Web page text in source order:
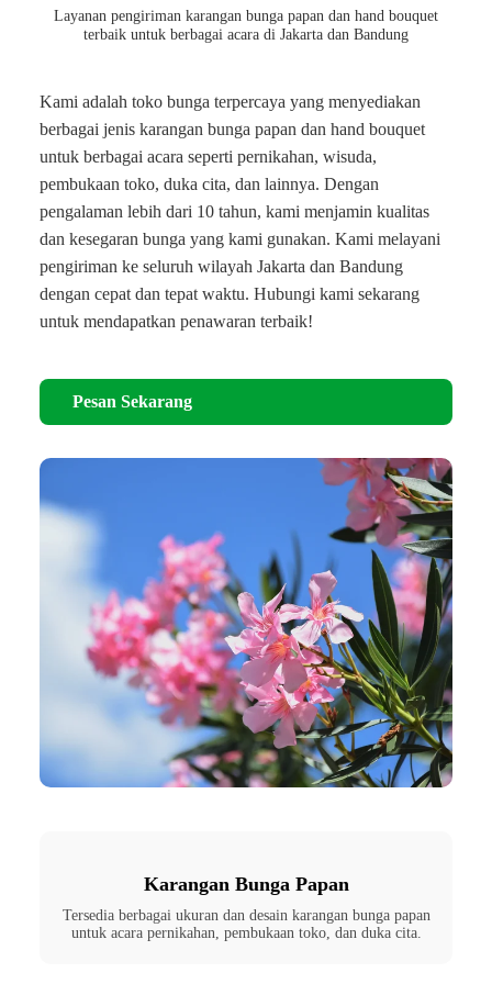
Layanan pengiriman karangan bunga papan dan hand bouquet
terbaik untuk berbagai acara di Jakarta dan Bandung
Kami adalah toko bunga terpercaya yang menyediakan
berbagai jenis karangan bunga papan dan hand bouquet
untuk berbagai acara seperti pernikahan, wisuda,
pembukaan toko, duka cita, dan lainnya. Dengan
pengalaman lebih dari 10 tahun, kami menjamin kualitas
dan kesegaran bunga yang kami gunakan. Kami melayani
pengiriman ke seluruh wilayah Jakarta dan Bandung
dengan cepat dan tepat waktu. Hubungi kami sekarang
untuk mendapatkan penawaran terbaik!
Pesan Sekarang
Karangan Bunga Papan
Tersedia berbagai ukuran dan desain karangan bunga papan
untuk acara pernikahan, pembukaan toko, dan duka cita.